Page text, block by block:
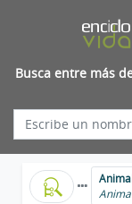
Busca entre más